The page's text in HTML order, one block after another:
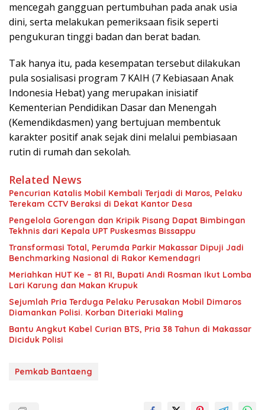
mencegah gangguan pertumbuhan pada anak usia
dini, serta melakukan pemeriksaan fisik seperti
pengukuran tinggi badan dan berat badan.
Tak hanya itu, pada kesempatan tersebut dilakukan
pula sosialisasi program 7 KAIH (7 Kebiasaan Anak
Indonesia Hebat) yang merupakan inisiatif
Kementerian Pendidikan Dasar dan Menengah
(Kemendikdasmen) yang bertujuan membentuk
karakter positif anak sejak dini melalui pembiasaan
rutin di rumah dan sekolah.
Related News
Pencurian Katalis Mobil Kembali Terjadi di Maros, Pelaku
Terekam CCTV Beraksi di Dekat Kantor Desa
Pengelola Gorengan dan Kripik Pisang Dapat Bimbingan
Tekhnis dari Kepala UPT Puskesmas Bissappu
Transformasi Total, Perumda Parkir Makassar Dipuji Jadi
Benchmarking Nasional di Rakor Kemendagri
Meriahkan HUT Ke – 81 RI, Bupati Andi Rosman Ikut Lomba
Lari Karung dan Makan Krupuk
Sejumlah Pria Terduga Pelaku Perusakan Mobil Dimaros
Diamankan Polisi. Korban Diteriaki Maling
Bantu Angkut Kabel Curian BTS, Pria 38 Tahun di Makassar
Diciduk Polisi
Pemkab Bantaeng